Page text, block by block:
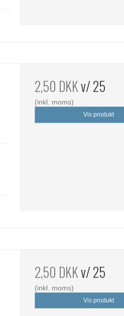
2,50 DKKv/ 25
(inkl. moms)
Vis produkt
2,50 DKKv/ 25
(inkl. moms)
Vis produkt